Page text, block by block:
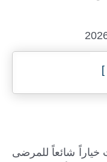
شائعاً للمرضى